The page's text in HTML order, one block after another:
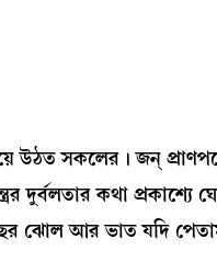
সকলের। জন্‌
দুর্বলতার কথা
ঝোল আর ভাত যদি